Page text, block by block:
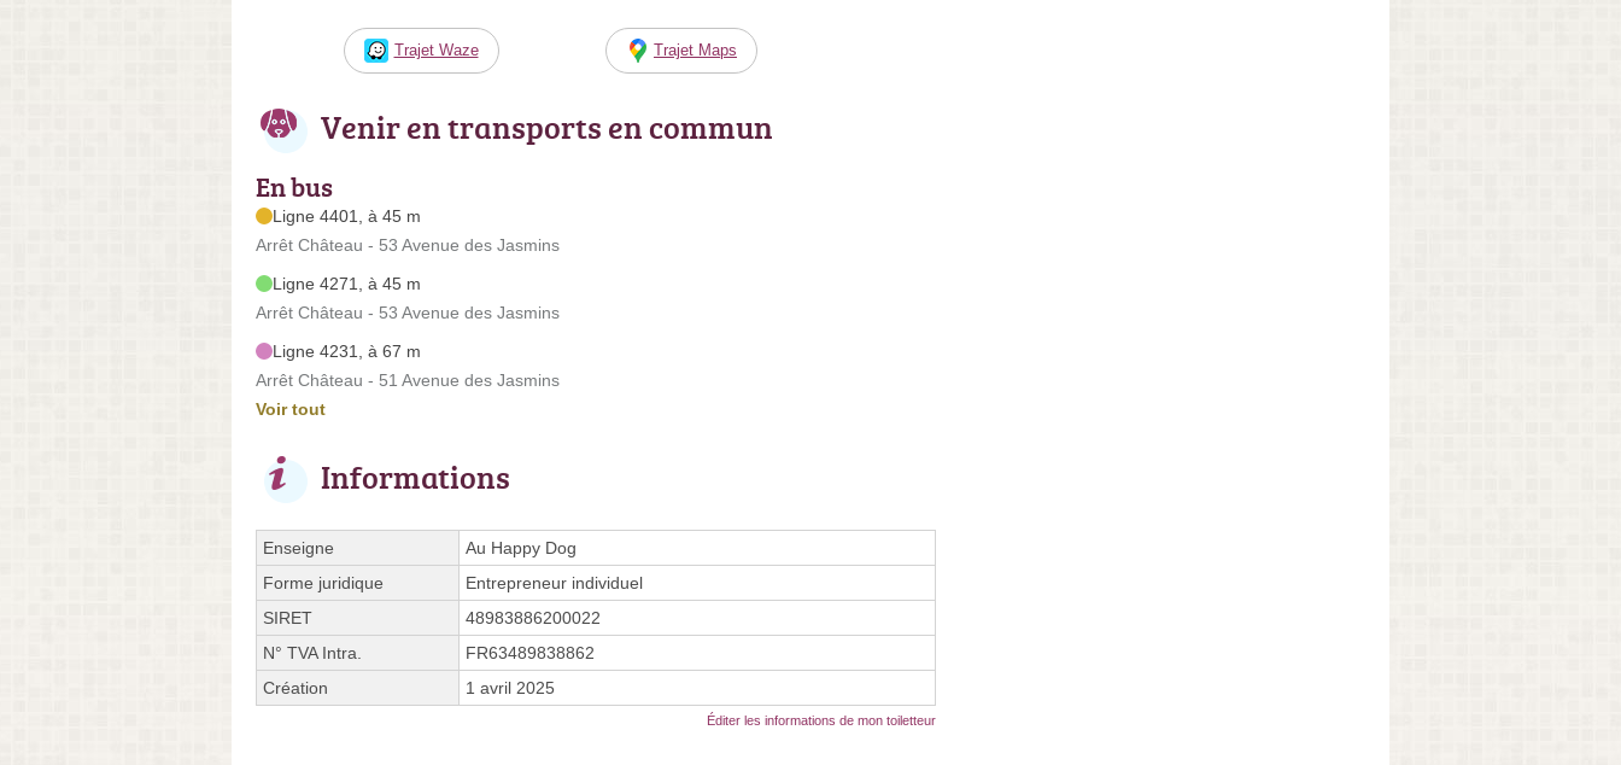
Trajet Waze Trajet Maps
Venir en transports en commun
En bus
Ligne 4401, à 45 m
Arrêt Château - 53 Avenue des Jasmins
Ligne 4271, à 45 m
Arrêt Château - 53 Avenue des Jasmins
Ligne 4231, à 67 m
Arrêt Château - 51 Avenue des Jasmins
Voir tout
Informations
Enseigne
Au Happy Dog
Forme juridique
Entrepreneur individuel
SIRET
48983886200022
N° TVA Intra.
FR63489838862
Création
1 avril 2025
Éditer les informations de mon toiletteur